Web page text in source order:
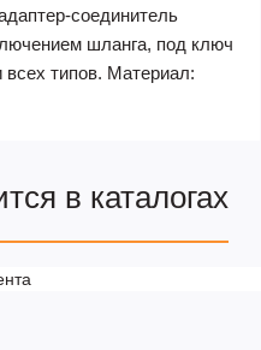
соединитель
шланга, под ключ
типов. Материал:
в каталогах